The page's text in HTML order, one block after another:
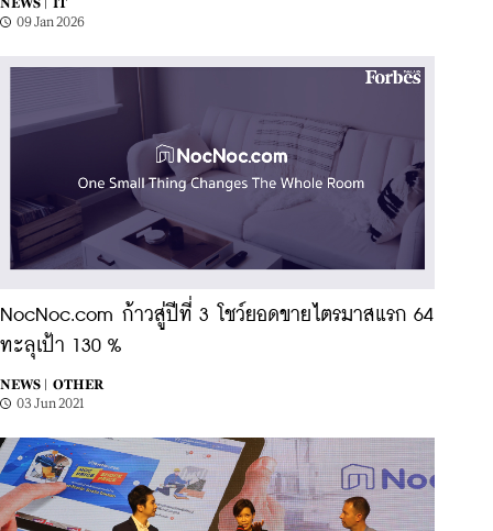
NEWS |
IT
09 Jan 2026
NocNoc.com ก้าวสู่ปีที่ 3 โชว์ยอดขายไตรมาสแรก 64
ทะลุเป้า 130 %
NEWS |
OTHER
03 Jun 2021